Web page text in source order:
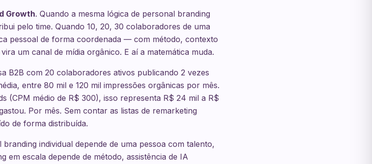
Growth. Quando a mesma lógica de personal branding
pelo time. Quando 10, 20, 30 colaboradores de uma
pessoal de forma coordenada — com método, contexto
um canal de mídia orgânico. E aí a matemática muda.
B2B com 20 colaboradores ativos publicando 2 vezes
entre 80 mil e 120 mil impressões orgânicas por mês.
(CPM médio de R$ 300), isso representa R$ 24 mil a R$
Por mês. Sem contar as listas de remarketing
de forma distribuída.
individual depende de uma pessoa com talento,
em escala depende de método, assistência de IA